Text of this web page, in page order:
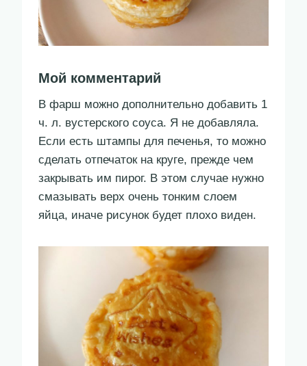
Мой комментарий
В фарш можно дополнительно добавить 1
ч. л. вустерского соуса. Я не добавляла.
Если есть штампы для печенья, то можно
сделать отпечаток на круге, прежде чем
закрывать им пирог. В этом случае нужно
смазывать верх очень тонким слоем
яйца, иначе рисунок будет плохо виден.